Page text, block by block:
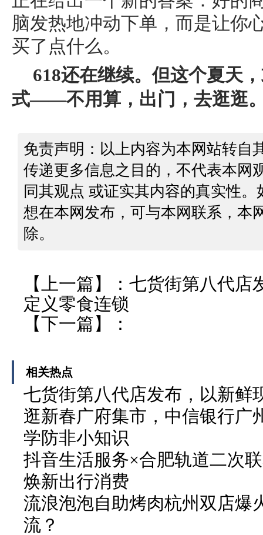
脑发热地冲动下单，而是让你
买了点什么。
618还在继续。但这个夏天
式——不用算，出门，去逛逛
免责声明：以上内容为本网站转自
传递更多信息之目的，不代表本网
同其观点 或证实其内容的真实性
想在本网发布，可与本网联系，本
除。
【上一篇】： 七货街第八代店
定义零食连锁
【下一篇】：
相关热点
七货街第八代店发布，以新鲜
逛新春广府集市，中信银行广
学防非小知识
抖音生活服务×合肥轨道二次
焕新出行消费
流浪泡泡自助烤肉杭州双店爆
流？